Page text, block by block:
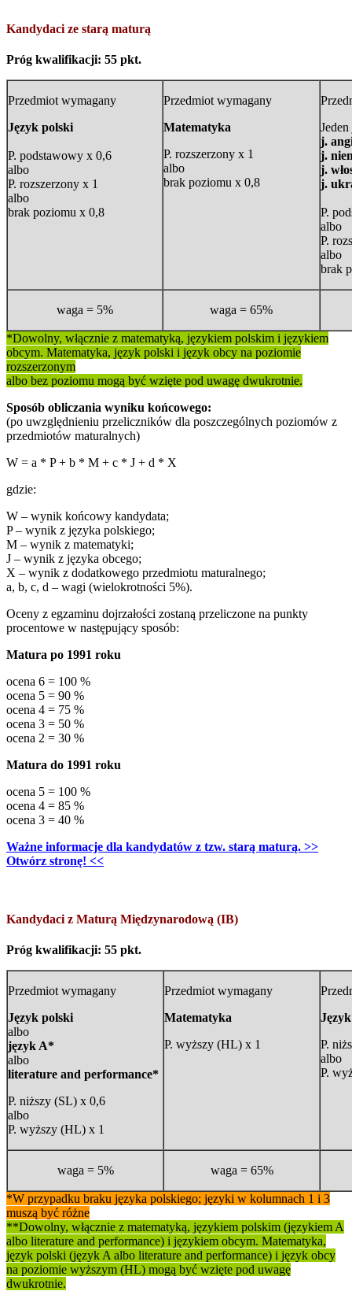
Kandydaci ze starą maturą
Próg kwalifikacji: 55 pkt.
Przedmiot wymagany
Język polski
P. podstawowy x 0,6
albo
P. rozszerzony x 1
albo
brak poziomu x 0,8
Przedmiot wymagany
Matematyka
P. rozszerzony x 1
albo
brak poziomu x 0,8
j.
j.
j.
j.
P.
albo
P.
albo
brak
waga = 5% waga = 65%
*Dowolny, włącznie z matematyką, językiem polskim i językiem
obcym. Matematyka, język polski i język obcy na poziomie
rozszerzonym
albo bez poziomu mogą być wzięte pod uwagę dwukrotnie.
Sposób obliczania wyniku końcowego:
(po uwzględnieniu przeliczników dla poszczególnych poziomów z
przedmiotów maturalnych)
W = a * P + b * M + c * J + d * X
gdzie:
W – wynik końcowy kandydata;
P – wynik z języka polskiego;
M – wynik z matematyki;
J – wynik z języka obcego;
X – wynik z dodatkowego przedmiotu maturalnego;
a, b, c, d – wagi (wielokrotności 5%).
Oceny z egzaminu dojrzałości zostaną przeliczone na punkty
procentowe w następujący sposób:
Matura po 1991 roku
ocena 6 = 100 %
ocena 5 = 90 %
ocena 4 = 75 %
ocena 3 = 50 %
ocena 2 = 30 %
Matura do 1991 roku
ocena 5 = 100 %
ocena 4 = 85 %
ocena 3 = 40 %
Ważne informacje dla kandydatów z tzw. starą maturą. >>
Otwórz stronę! <<
Kandydaci z Maturą Międzynarodową (IB)
Próg kwalifikacji: 55 pkt.
Przedmiot wymagany
Język polski
albo
język A*
albo
literature and performance*
P. niższy (SL) x 0,6
albo
P. wyższy (HL) x 1
Przedmiot wymagany
Matematyka
P. wyższy (HL) x 1
P.
albo
P.
waga = 5% waga = 65%
*W przypadku braku języka polskiego; języki w kolumnach 1 i 3
muszą być różne
**Dowolny, włącznie z matematyką, językiem polskim (językiem A
albo literature and performance) i językiem obcym. Matematyka,
język polski (język A albo literature and performance) i język obcy
na poziomie wyższym (HL) mogą być wzięte pod uwagę
dwukrotnie.